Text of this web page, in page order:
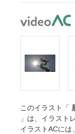
このイラスト「
」は、イラスト
イラストACには